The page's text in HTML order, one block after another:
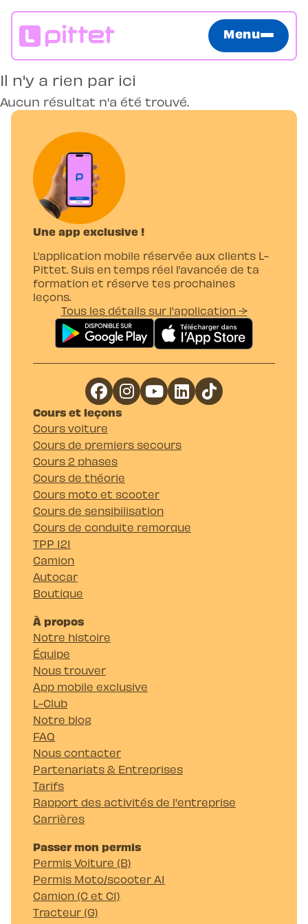
Menu
Il n'y a rien par ici
Aucun résultat n'a été trouvé.
Une app exclusive !
L’application mobile réservée aux clients L-
Pittet. Suis en temps réel l’avancée de ta
formation et réserve tes prochaines
leçons.
Tous les détails sur l'application →
Cours et leçons
Cours voiture
Cours de premiers secours
Cours 2 phases
Cours de théorie
Cours moto et scooter
Cours de sensibilisation
Cours de conduite remorque
TPP 121
Camion
Autocar
Boutique
À propos
Notre histoire
Équipe
Nous trouver
App mobile exclusive
L-Club
Notre blog
FAQ
Nous contacter
Partenariats & Entreprises
Tarifs
Rapport des activités de l'entreprise
Carrières
Passer mon permis
Permis Voiture (B)
Permis Moto/scooter A1
Camion (C et C1)
Tracteur (G)